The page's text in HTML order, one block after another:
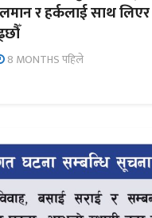
र हर्कलाई साथ
8 MONTHS पहिले